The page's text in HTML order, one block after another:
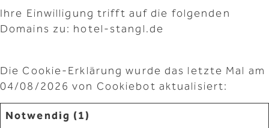
Ihre Einwilligung trifft auf die folgenden
Domains zu: hotel-stangl.de
Die Cookie-Erklärung wurde das letzte Mal am
04/08/2026 von Cookiebot aktualisiert:
Notwendig (1)